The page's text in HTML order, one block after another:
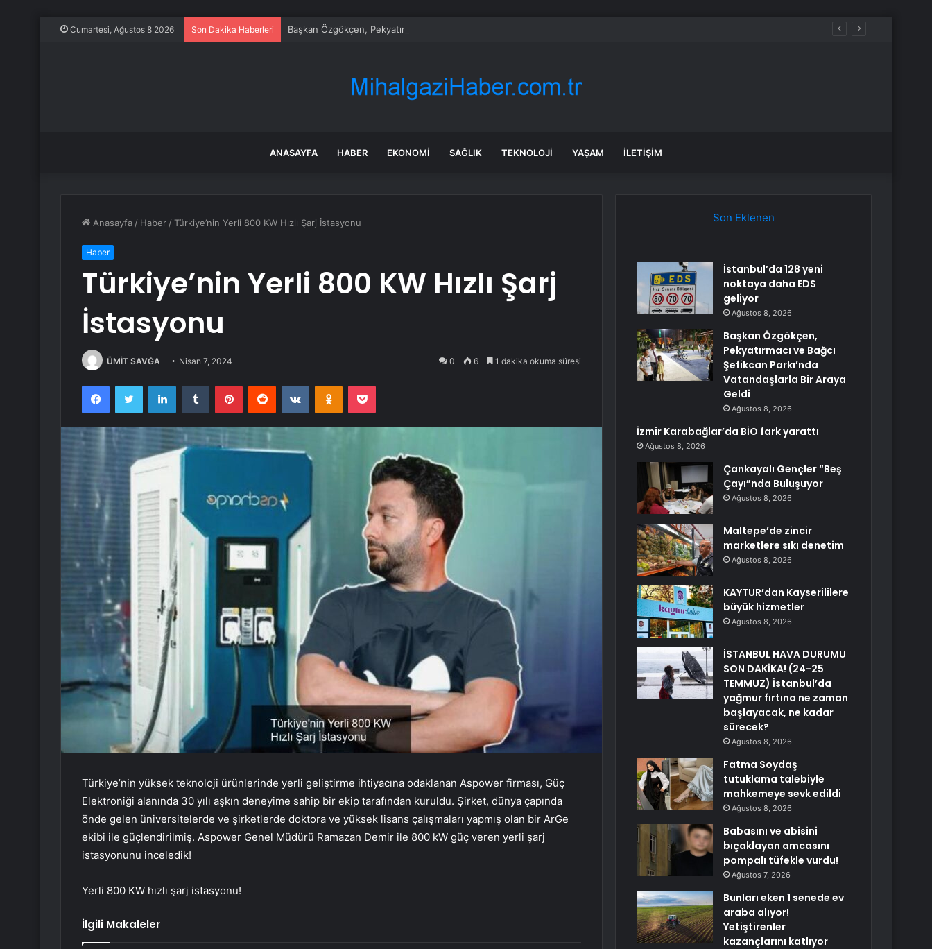
Cumartesi, Ağustos 8 2026 Son Dakika Haberleri Başkan Özgökçen, Pekyatırmacı ve Bağcı Şefikcan Parkı’nda Vatandaşlarla Bir Araya Geldi
ANASAYFA HABER EKONOMI SAĞLIK TEKNOLOJI YAŞAM İLETIŞIM
Anasayfa / Haber /Türkiye’nin Yerli 800 KW Hızlı Şarj İstasyonu
Haber
Türkiye’nin Yerli 800 KW Hızlı Şarj
İstasyonu
ÜMİT SAVĞA Nisan 7, 2024 0 6 1 dakika okuma süresi
FacebookTwitter LinkedInTumblr PinterestReddit VKontakteOdnoklassniki
Pocket
Türkiye’nin yüksek teknoloji ürünlerinde yerli geliştirme ihtiyacına odaklanan Aspower firması, Güç
Elektroniği alanında 30 yılı aşkın deneyime sahip bir ekip tarafından kuruldu. Şirket, dünya çapında
önde gelen üniversitelerde ve şirketlerde doktora ve yüksek lisans çalışmaları yapmış olan bir ArGe
ekibi ile güçlendirilmiş. Aspower Genel Müdürü Ramazan Demir ile 800 kW güç veren yerli şarj
istasyonunu inceledik!
Yerli 800 KW hızlı şarj istasyonu!
İlgili Makaleler
Son Eklenen
İstanbul’da 128 yeni
noktaya daha EDS
geliyor
Ağustos 8, 2026
Başkan Özgökçen,
Pekyatırmacı ve Bağcı
Şefikcan Parkı’nda
Vatandaşlarla Bir Araya
Geldi
Ağustos 8, 2026
İzmir Karabağlar’da BİO fark yarattı
Ağustos 8, 2026
Çankayalı Gençler “Beş
Çayı”nda Buluşuyor
Ağustos 8, 2026
Maltepe’de zincir
marketlere sıkı denetim
Ağustos 8, 2026
KAYTUR’dan Kayserililere
büyük hizmetler
Ağustos 8, 2026
İSTANBUL HAVA DURUMU
SON DAKİKA! (24-25
TEMMUZ) İstanbul’da
yağmur fırtına ne zaman
başlayacak, ne kadar
sürecek?
Ağustos 8, 2026
Fatma Soydaş
tutuklama talebiyle
mahkemeye sevk edildi
Ağustos 8, 2026
Babasını ve abisini
bıçaklayan amcasını
pompalı tüfekle vurdu!
Ağustos 7, 2026
Bunları eken 1 senede ev
araba alıyor!
Yetiştirenler
kazançlarını katlıyor